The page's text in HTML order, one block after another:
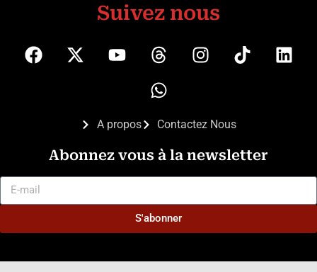
Suivez nous
A propos Contactez Nous
Abonnez vous à la newsletter
S'abonner